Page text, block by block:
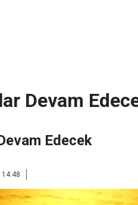
Devam
Edecek